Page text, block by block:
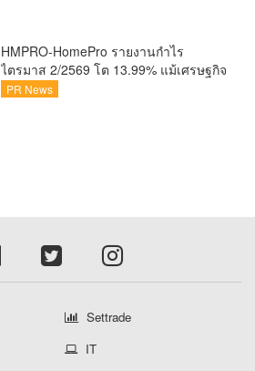
HMPRO-HomePro รายงานกำไร
ไตรมาส 2/2569 โต 13.99% แม้เศรษฐกิจ
ผันผวนเดินหน้าขยายสาขา เสริมพอร์ต
PR News
Settrade
IT